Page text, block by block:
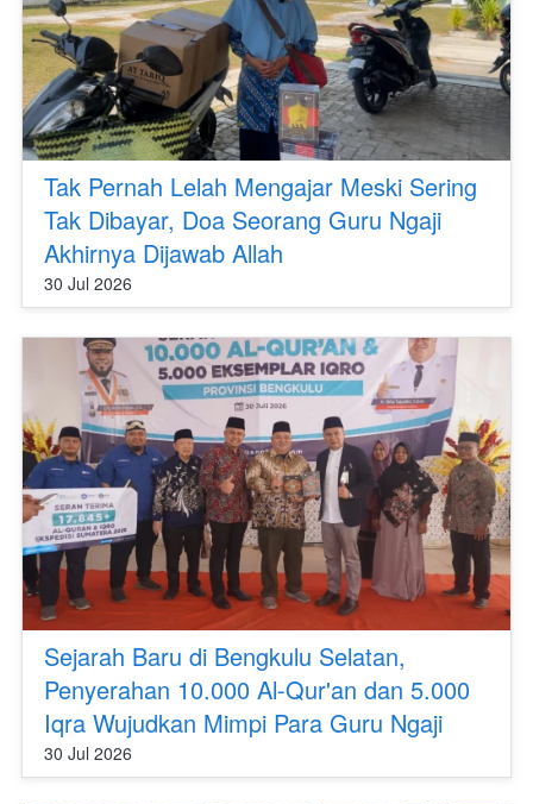
Tak Pernah Lelah Mengajar Meski Sering
Tak Dibayar, Doa Seorang Guru Ngaji
Akhirnya Dijawab Allah
30 Jul 2026
Sejarah Baru di Bengkulu Selatan,
Penyerahan 10.000 Al-Qur'an dan 5.000
Iqra Wujudkan Mimpi Para Guru Ngaji
30 Jul 2026